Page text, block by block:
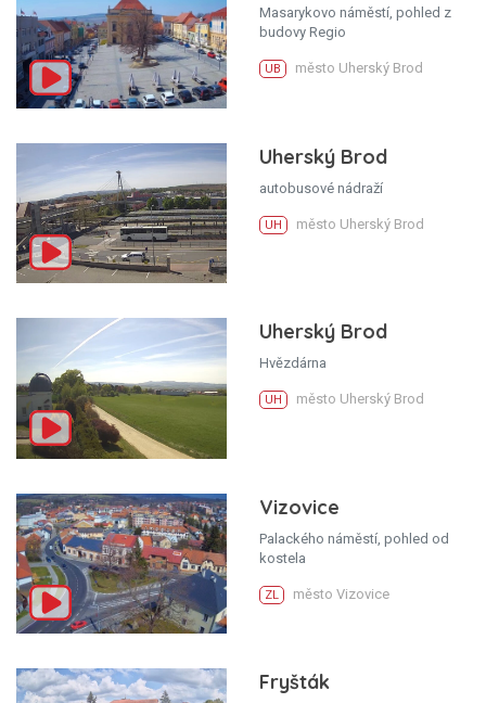
Masarykovo náměstí, pohled z
budovy Regio
UB město Uherský Brod
Uherský Brod
autobusové nádraží
UH město Uherský Brod
Uherský Brod
Hvězdárna
UH město Uherský Brod
Vizovice
Palackého náměstí, pohled od
kostela
ZL město Vizovice
Fryšták